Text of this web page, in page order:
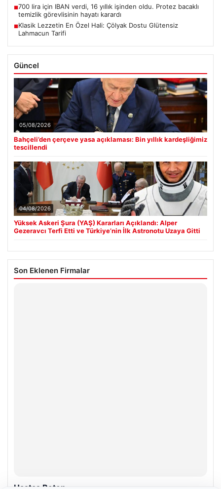
■700 lira için IBAN verdi, 16 yıllık işinden oldu. Protez bacaklı
temizlik görevlisinin hayatı karardı
■Klasik Lezzetin En Özel Hali: Çölyak Dostu Glütensiz
Lahmacun Tarifi
Güncel
05/08/2026
Bahçeli’den çerçeve yasa açıklaması: Bin yıllık kardeşliğimiz
tescillendi
04/08/2026
Yüksek Askeri Şura (YAŞ) Kararları Açıklandı: Alper
Gezeravcı Terfi Etti ve Türkiye’nin İlk Astronotu Uzaya Gitti
Son Eklenen Firmalar